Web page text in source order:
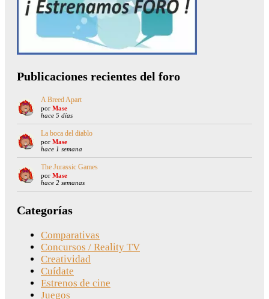
Publicaciones recientes del foro
A Breed Apart
por Mase
hace 5 días
La boca del diablo
por Mase
hace 1 semana
The Jurassic Games
por Mase
hace 2 semanas
Categorías
Comparativas
Concursos / Reality TV
Creatividad
Cuídate
Estrenos de cine
Juegos